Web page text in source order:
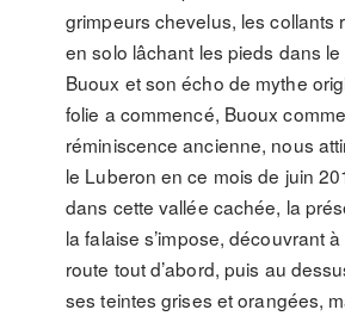
grimpeurs chevelus, les collants
en solo lâchant les pieds dans
Buoux et son écho de mythe
folie a commencé, Buoux
réminiscence ancienne, nous
le Luberon en ce mois de juin
dans cette vallée cachée, la
la falaise s’impose, découvrant
route tout d’abord, puis au
ses teintes grises et orangées,